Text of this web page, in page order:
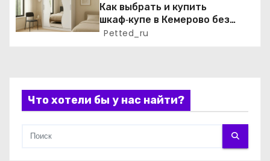
и
с
м
Как выбрать и купить
шкаф‑купе в Кемерово без
лишних хлопот
Petted_ru
Что хотели бы у нас найти?